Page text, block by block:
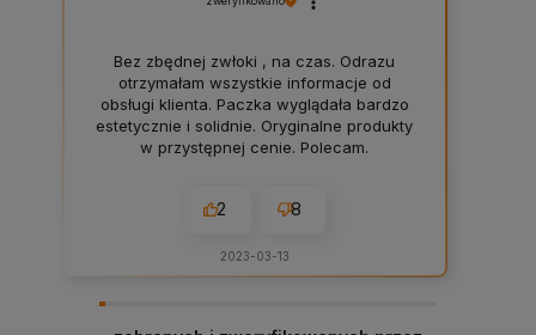
Bez zbędnej zwłoki , na czas. Odrazu
otrzymałam wszystkie informacje od
obsługi klienta. Paczka wyglądała bardzo
estetycznie i solidnie. Oryginalne produkty
w przystępnej cenie. Polecam.
2 8
2023-03-13